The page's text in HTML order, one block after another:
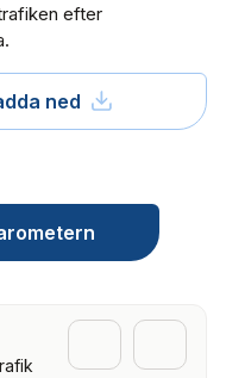
efter
ned